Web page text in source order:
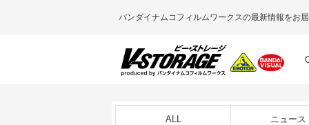
バンダイナムコフィルムワークスの最新情報をお
ALL ニュース